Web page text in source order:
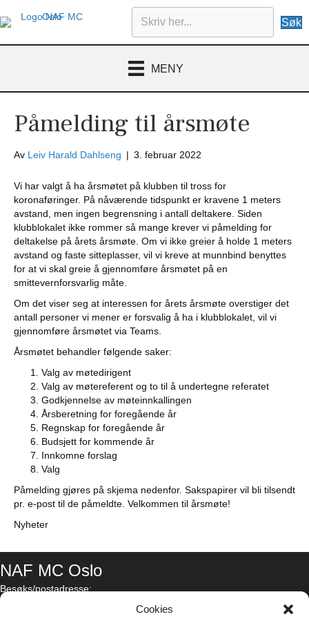
Cookies
Søk
MENY
Påmelding til årsmøte
Av Leiv Harald Dahlseng | 3. februar 2022
Vi har valgt å ha årsmøtet på klubben til tross for
koronaføringer. På nåværende tidspunkt er kravene 1 meters
avstand, men ingen begrensning i antall deltakere. Siden
klubblokalet ikke rommer så mange krever vi påmelding for
deltakelse på årets årsmøte. Om vi ikke greier å holde 1 meters
avstand og faste sitteplasser, vil vi kreve at munnbind benyttes
for at vi skal greie å gjennomføre årsmøtet på en
smittevernforsvarlig måte.
Om det viser seg at interessen for årets årsmøte overstiger det
antall personer vi mener er forsvalig å ha i klubblokalet, vil vi
gjennomføre årsmøtet via Teams.
Årsmøtet behandler følgende saker:
Valg av møtedirigent
Valg av møtereferent og to til å undertegne referatet
Godkjennelse av møteinnkallingen
Årsberetning for foregående år
Regnskap for foregående år
Budsjett for kommende år
Innkomne forslag
Valg
Påmelding gjøres på skjema nedenfor. Sakspapirer vil bli tilsendt
pr. e-post til de påmeldte. Velkommen til årsmøte!
Nyheter
NAF MC Oslo
Besøks/postadresse: